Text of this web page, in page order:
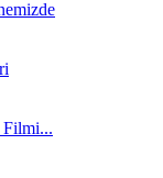
Filmi...